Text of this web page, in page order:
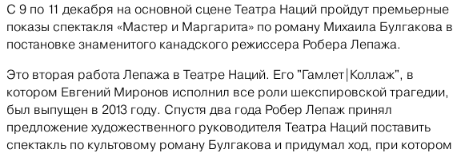
С 9 по 11 декабря на основной сцене Театра Наций пройдут премьерные
показы спектакля «Мастер и Маргарита» по роману Михаила Булгакова в
постановке знаменитого канадского режиссера Робера Лепажа.
Это вторая работа Лепажа в Театре Наций. Его "Гамлет|Коллаж", в
котором Евгений Миронов исполнил все роли шекспировской трагедии,
был выпущен в 2013 году. Спустя два года Робер Лепаж принял
предложение художественного руководителя Театра Наций поставить
спектакль по культовому роману Булгакова и придумал ход, при котором